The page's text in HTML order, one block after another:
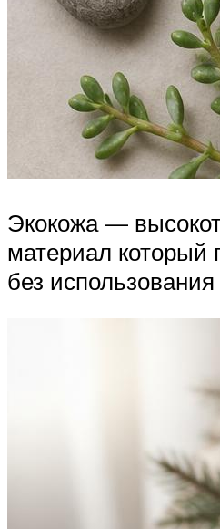
Экокожа —
материал который
без